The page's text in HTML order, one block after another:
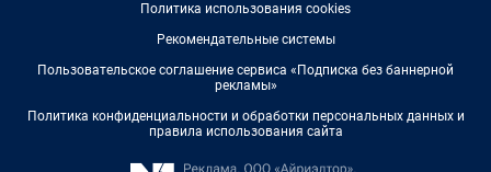
Политика использования cookies
Рекомендательные системы
Пользовательское соглашение сервиса «Подписка без баннерной
рекламы»
Политика конфиденциальности и обработки персональных данных и
правила использования сайта